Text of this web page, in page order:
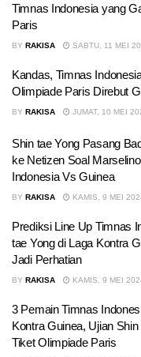
Timnas Indonesia yang
Paris
BY RAKISA SABTU, 11 MEI
Kandas, Timnas
Olimpiade Paris Direbut
BY RAKISA JUMAT, 10 MEI
Shin tae Yong Pasang
ke Netizen Soal
Indonesia Vs Guinea
BY RAKISA KAMIS, 9 MEI
Prediksi Line Up Timnas
tae Yong di Laga Kontra
Jadi Perhatian
BY RAKISA KAMIS, 9 MEI
3 Pemain Timnas
Kontra Guinea, Ujian
Tiket Olimpiade Paris